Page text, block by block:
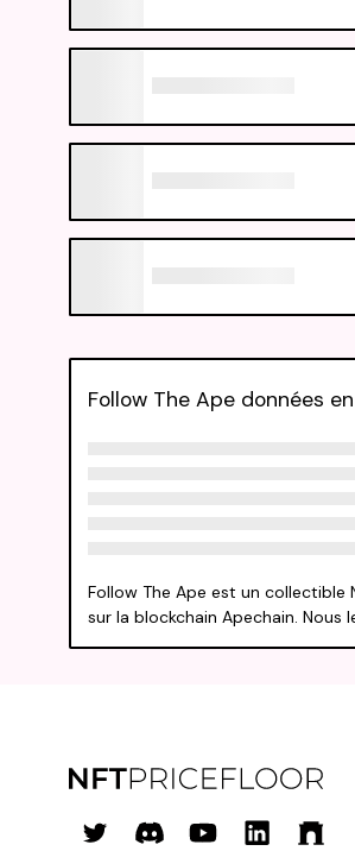
Follow The Ape données
Follow The Ape est un
sur la blockchain Apechain.